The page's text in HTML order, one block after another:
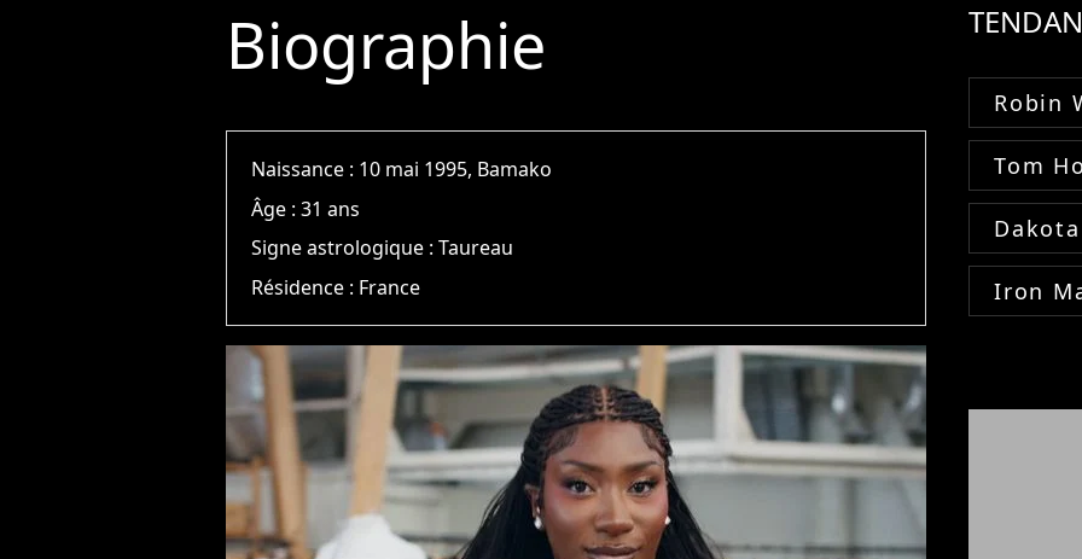
Biographie
Naissance : 10 mai 1995, Bamako
Âge :31 ans
Signe astrologique :Taureau
Résidence : France
Robin
Tom
Iron